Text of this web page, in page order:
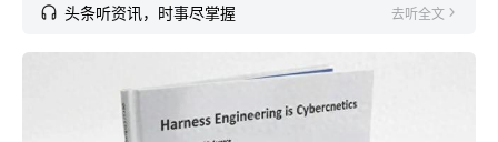
头条听资讯，时事尽掌握 去听全文